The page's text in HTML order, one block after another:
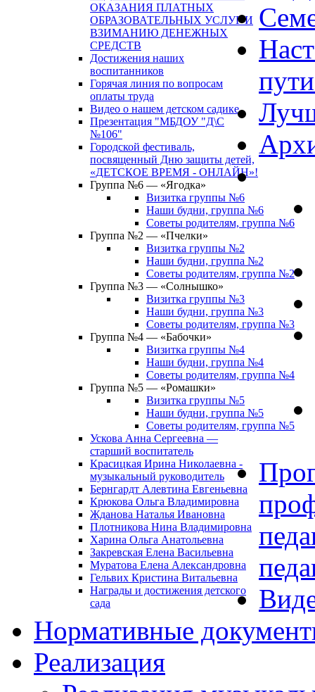
ОКАЗАНИЯ ПЛАТНЫХ
ОБРАЗОВАТЕЛЬНЫХ УСЛУГ И
ВЗИМАНИЮ ДЕНЕЖНЫХ
СРЕДСТВ
Достижения наших
воспитанников
Горячая линия по вопросам
оплаты труда
Видео о нашем детском садике
Презентация "МБДОУ "Д\С
№106"
Городской фестиваль,
посвященный Дню защиты детей,
«ДЕТСКОЕ ВРЕМЯ - ОНЛАЙН»!
Группа №6 — «Ягодка»
Визитка группы №6
Наши будни, группа №6
Советы родителям, группа №6
Группа №2 — «Пчелки»
Визитка группы №2
Наши будни, группа №2
Советы родителям, группа №2
Группа №3 — «Солнышко»
Визитка группы №3
Наши будни, группа №3
Советы родителям, группа №3
Группа №4 — «Бабочки»
Визитка группы №4
Наши будни, группа №4
Советы родителям, группа №4
Группа №5 — «Ромашки»
Визитка группы №5
Наши будни, группа №5
Советы родителям, группа №5
Ускова Анна Сергеевна —
старший воспитатель
Красицкая Ирина Николаевна -
музыкальный руководитель
Бернгардт Алевтина Евгеньевна
Крюкова Ольга Владимировна
Жданова Наталья Ивановна
Плотникова Нина Владимировна
Харина Ольга Анатольевна
Закревская Елена Васильевна
Муратова Елена Александровна
Гельвих Кристина Витальевна
Награды и достижения детского
сада
Нормативные
Реализация